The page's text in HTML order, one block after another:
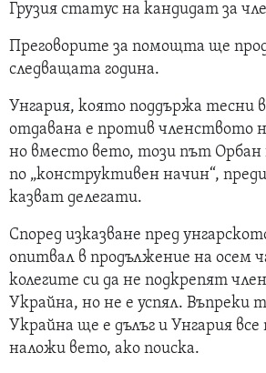
Грузия статус на кандидат за
Преговорите за помощта ще
следващата година.
Унгария, която поддържа тесни
отдавана е против членството
но вместо вето, този път Орбан
по „конструктивен начин“,
казват делегати.
Според изказване пред
опитвал в продължение на осем
колегите си да не подкрепят
Украйна, но не е успял. Въпреки
Украйна ще е дълъг и Унгария
наложи вето, ако поиска.